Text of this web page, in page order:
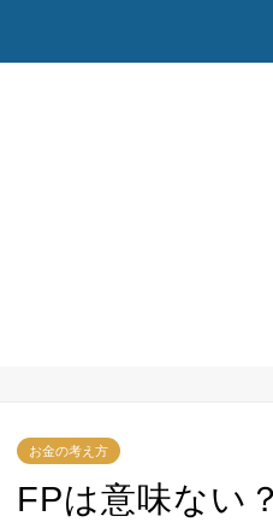
お金の考え方
FPは意味ない